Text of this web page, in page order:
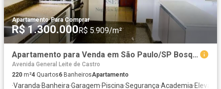
Apartamento·Para Comprar
R$ 1.300.000R$ 5.909/m²
Apartamento para Venda em São Paulo/SP Bosque da Saúde 4 Quartos
Avenida General Leite de Castro
220 m²4 Quartos6 BanheirosApartamento
·Varanda·Banheira·Garagem·Piscina·Segurança·Academia·Elevador